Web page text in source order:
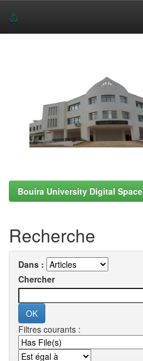
Bouira University Digital Space
Recherche
Dans :
Chercher
Filtres courants :